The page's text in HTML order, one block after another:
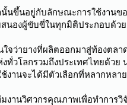
นขึ้นอยู่กับลักษณะการใช้งาน
สนองผู้ขับขี่ในทุกมิติประกอบด้วย
จว่ายางที่ผลิตออกมาสู่ท้องต
ทั่วโลกรวมถึงประเทศไทยด้
งานจะได้มีตัวเลือกที่หลากหลาย
งานวิศวกรคุณภาพเพื่อทำการ